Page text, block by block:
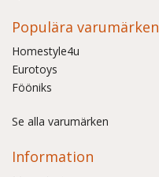
Populära varumärken
Homestyle4u
Eurotoys
Fööniks
Se alla varumärken
Information